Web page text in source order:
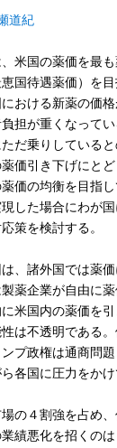
道紀
米国の薬価を最
国待遇薬価）を
おける新薬の価
担が重くなって
だ乗りしている
価引き下げにと
薬価の均衡を目指
した場合にわが
策を検討する。
、諸外国では薬
薬企業が自由に
米国内の薬価を
は不透明である
ンプ政権は通商問
各国に圧力をかけ
の４割強を占め
績悪化を招くの